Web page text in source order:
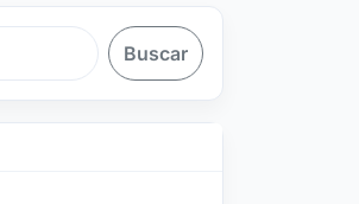
Buscar